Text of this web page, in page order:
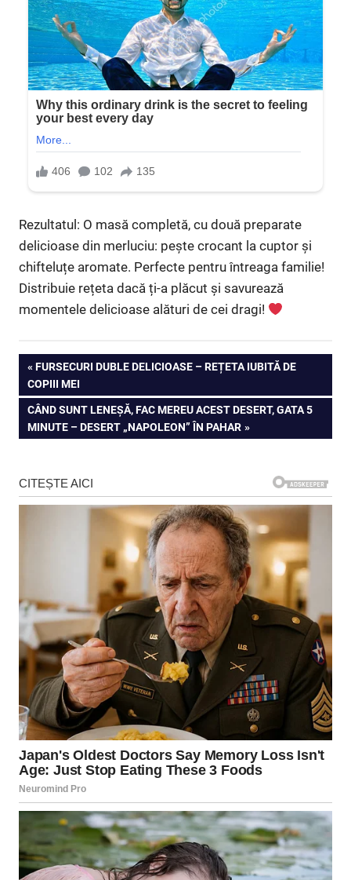
Rezultatul: O masă completă, cu două preparate
delicioase din merluciu: pește crocant la cuptor și
chifteluțe aromate. Perfecte pentru întreaga familie!
Distribuie rețeta dacă ți-a plăcut și savurează
momentele delicioase alături de cei dragi!
Navigare
în
articole
PREVIOUS
POST:
FURSECURI DUBLE DELICIOASE – REȚETA IUBITĂ DE
COPIII MEI
NEXT
POST:
CÂND SUNT LENEȘĂ, FAC MEREU ACEST DESERT, GATA 5
MINUTE – DESERT „NAPOLEON” ÎN PAHAR